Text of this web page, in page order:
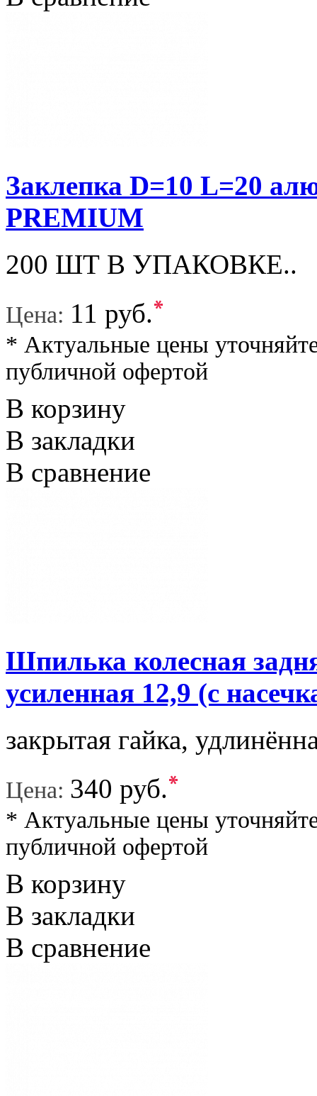
Заклепка D=10 L=20
PREMIUM
200 ШТ В УПАКОВКЕ..
Цена: 11 руб.*
* Актуальные цены
публичной офертой
В корзину
В закладки
В сравнение
Шпилька колесная
усиленная 12,9 (с
закрытая гайка,
Цена: 340 руб.*
* Актуальные цены
публичной офертой
В корзину
В закладки
В сравнение